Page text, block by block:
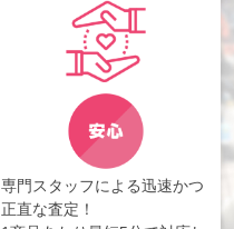
専門スタッフによる迅速かつ
正直な査定！